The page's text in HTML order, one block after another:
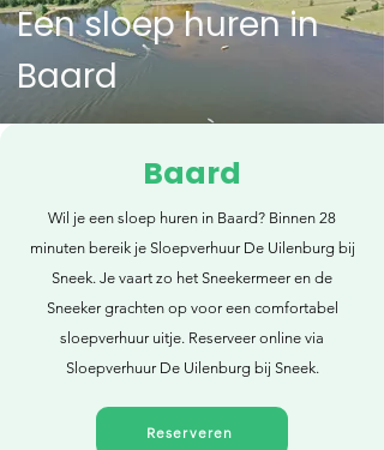
Een sloep huren in
Baard
Baard
Wil je een sloep huren in Baard? Binnen 28
minuten bereik je Sloepverhuur De Uilenburg bij
Sneek. Je vaart zo het Sneekermeer en de
Sneeker grachten op voor een comfortabel
sloepverhuur uitje. Reserveer online via
Sloepverhuur De Uilenburg bij Sneek.
Reserveren